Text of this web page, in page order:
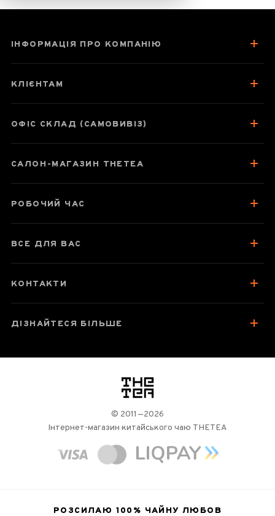
Чайник 130 мл
кераміка, майстер
Відгуки чаєманів
ІНФОРМАЦІЯ ПРО КОМПАНІЮ
КЛІЄНТАМ
ОФІС СКЛАД (САМОВИВІЗ)
САЛОН-МАГАЗИН THETEA
РОБОЧИЙ ЧАС
ВСЕ ДЛЯ ВАС
КОНТАКТИ
ДІЗНАЙТЕСЯ БІЛЬШЕ
логотип
© 2011—2026
Інтернет-магазин китайського чаю THETEA
РОЗСИЛАЮ 100% ЧАЙНУ ЛЮБОВ